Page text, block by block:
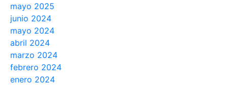
mayo 2025
junio 2024
mayo 2024
abril 2024
marzo 2024
febrero 2024
enero 2024